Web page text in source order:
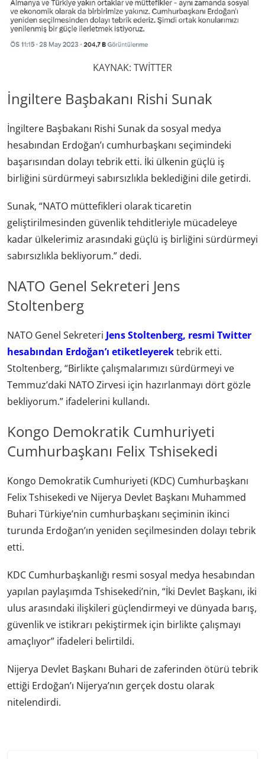
KAYNAK: TWİTTER
İngiltere Başbakanı Rishi Sunak
İngiltere Başbakanı Rishi Sunak da sosyal medya
hesabından Erdoğan’ı cumhurbaşkanı seçimindeki
başarısından dolayı tebrik etti. İki ülkenin güçlü iş
birliğini sürdürmeyi sabırsızlıkla beklediğini dile getirdi.
Sunak, “NATO müttefikleri olarak ticaretin
geliştirilmesinden güvenlik tehditleriyle mücadeleye
kadar ülkelerimiz arasındaki güçlü iş birliğini sürdürmeyi
sabırsızlıkla bekliyorum.” dedi.
NATO Genel Sekreteri Jens
Stoltenberg
NATO Genel Sekreteri Jens Stoltenberg, resmi Twitter
hesabından Erdoğan’ı etiketleyerektebrik etti.
Stoltenberg, “Birlikte çalışmalarımızı sürdürmeyi ve
Temmuz’daki NATO Zirvesi için hazırlanmayı dört gözle
bekliyorum.” ifadelerini kullandı.
Kongo Demokratik Cumhuriyeti
Cumhurbaşkanı Felix Tshisekedi
Kongo Demokratik Cumhuriyeti (KDC) Cumhurbaşkanı
Felix Tshisekedi ve Nijerya Devlet Başkanı Muhammed
Buhari Türkiye’nin cumhurbaşkanı seçiminin ikinci
turunda Erdoğan’ın yeniden seçilmesinden dolayı tebrik
etti.
KDC Cumhurbaşkanlığı resmi sosyal medya hesabından
yapılan paylaşımda Tshisekedi’nin, “İki Devlet Başkanı, iki
ulus arasındaki ilişkileri güçlendirmeyi ve dünyada barış,
güvenlik ve istikrarı pekiştirmek için birlikte çalışmayı
amaçlıyor” ifadeleri belirtildi.
Nijerya Devlet Başkanı Buhari de zaferinden ötürü tebrik
ettiği Erdoğan’ı Nijerya’nın gerçek dostu olarak
nitelendirdi.